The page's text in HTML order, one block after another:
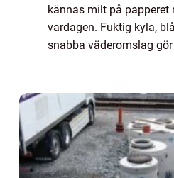
kännas milt på papperet
vardagen. Fuktig kyla,
snabba väderomslag
komme...